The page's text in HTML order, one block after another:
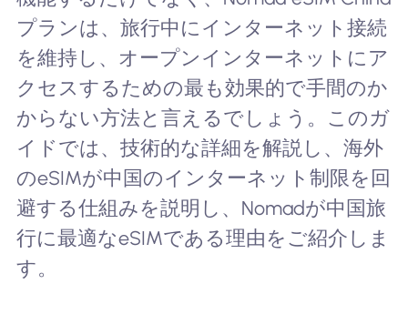
プランは、旅行中にインターネット接続
を維持し、オープンインターネットにア
クセスするための最も効果的で手間のか
からない方法と言えるでしょう。このガ
イドでは、技術的な詳細を解説し、海外
のeSIMが中国のインターネット制限を回
避する仕組みを説明し、Nomadが中国旅
行に最適なeSIMである理由をご紹介しま
す。